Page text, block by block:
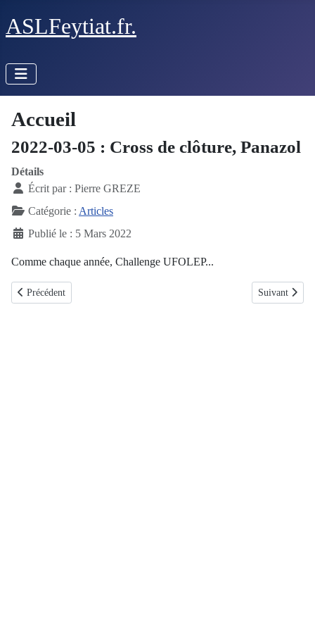
ASLFeytiat.fr.
Accueil
2022-03-05 : Cross de clôture, Panazol
Détails
Écrit par : Pierre GREZE
Catégorie : Articles
Publié le : 5 Mars 2022
Comme chaque année, Challenge UFOLEP...
Article précédent : 2022-03-06 : Uni’vert Trail 87
Précédent Article
Suivant